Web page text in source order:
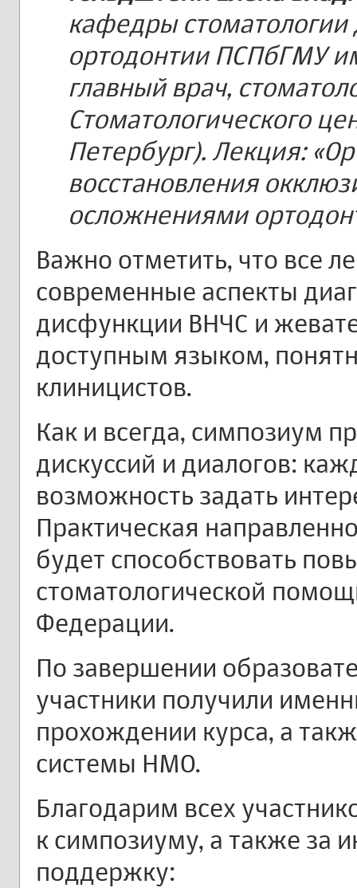
кафедры стоматологии
ортодонтии ПСПбГМУ
главный врач,
Стоматологического
Петербург). Лекция:
восстановления
осложнениями
Важно отметить, что все
современные аспекты
дисфункции ВНЧС и
доступным языком,
клиницистов.
Как и всегда, симпозиум
дискуссий и диалогов:
возможность задать
Практическая
будет способствовать
стоматологической
Федерации.
По завершении
участники получили
прохождении курса, а
системы НМО.
Благодарим всех
к симпозиуму, а также за
поддержку: